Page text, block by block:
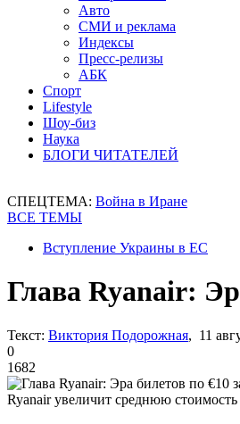
Авто
СМИ и реклама
Индексы
Пресс-релизы
АБК
Спорт
Lifestyle
Шоу-биз
Наука
БЛОГИ ЧИТАТЕЛЕЙ
СПЕЦТЕМА: Война в Иране
ВСЕ ТЕМЫ
Вступление Украины в ЕС
Глава Ryanair:
Текст: Виктория Подорожная, 11
0
1682
Ryanair увеличит среднюю стоимость